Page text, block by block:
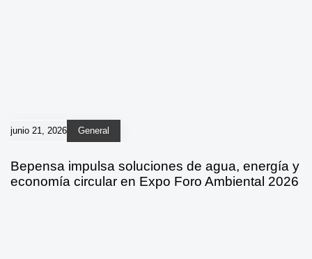
junio 21, 2026 General
Bepensa impulsa soluciones de agua, energía y
economía circular en Expo Foro Ambiental 2026